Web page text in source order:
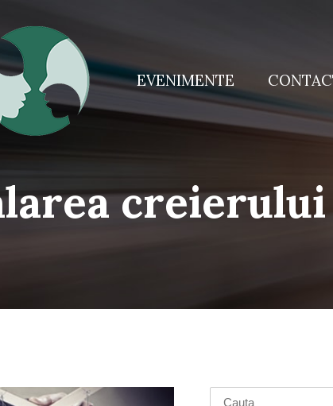
EVENIMENTE
creierului
Search